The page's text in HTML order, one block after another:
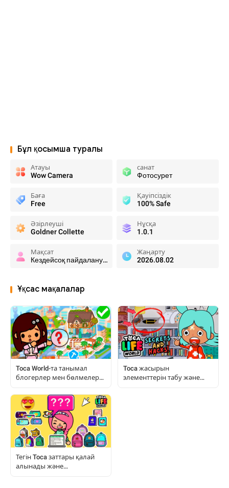
Бұл қосымша туралы
Атауы
Wow Camera
санат
Фотосурет
Баға
Free
Қауіпсіздік
100% Safe
Әзірлеуші
Goldner Collette
Нұсқа
1.0.1
Мақсат
Кездейсоқ пайдаланушылар
Жаңарту
2026.08.02
Ұқсас мақалалар
Toca World-та танымал
блогерлер мен бөлмелерді
Toca жасырын
элементтерін табу және
Тегін Toca заттары қалай
алынады және